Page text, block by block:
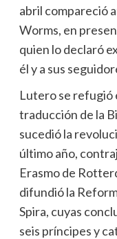
abril compareció
Worms, en
quien lo declaró
él y a sus
Lutero se refugió
traducción de la
sucedió la
último año,
Erasmo de
difundió la
Spira, cuyas
seis príncipes y